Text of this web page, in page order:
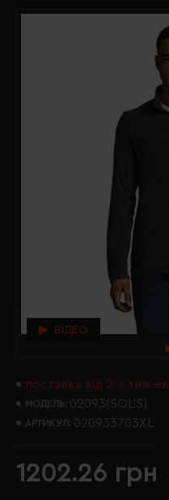
ВІДЕО
поставка від 2-х тижнів
МОДЕЛЬ: 02093(SOL’S)
АРТИКУЛ: 020933703XL
1202.26 грн